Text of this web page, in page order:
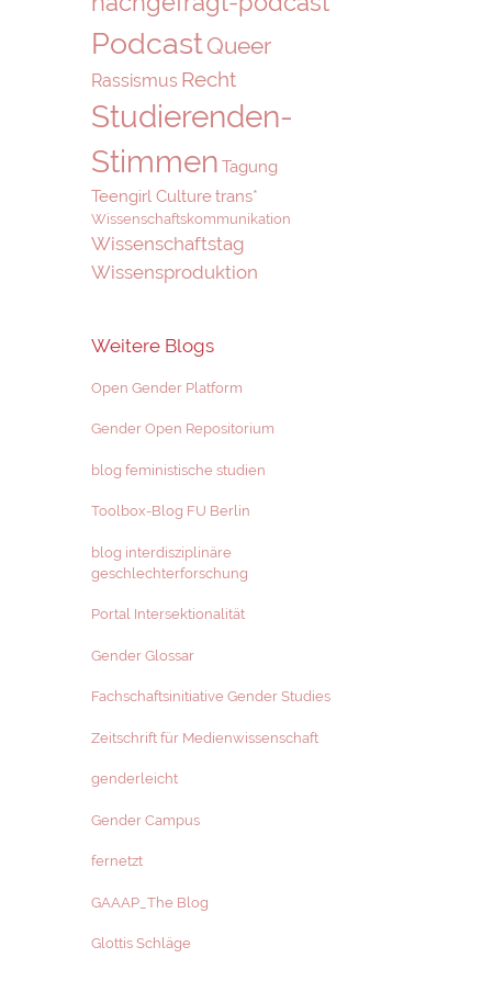
PodcastQueer
Rassismus Recht
Studierenden-
Stimmen Tagung
Teengirl Culturetrans*
Wissenschaftskommunikation
Wissenschaftstag
Wissensproduktion
Weitere Blogs
Open Gender Platform
Gender Open Repositorium
blog feministische studien
Toolbox-Blog FU Berlin
blog interdisziplinäre
geschlechterforschung
Portal Intersektionalität
Gender Glossar
Fachschaftsinitiative Gender Studies
Zeitschrift für Medienwissenschaft
genderleicht
Gender Campus
fernetzt
GAAAP_The Blog
Glottis Schläge